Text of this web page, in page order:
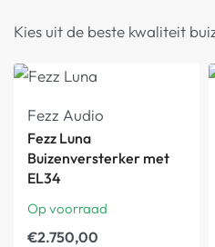
Kies uit de beste kwaliteit
Fezz Audio
Fezz Luna
Buizenversterker met
EL34
Op voorraad
€2.750,00